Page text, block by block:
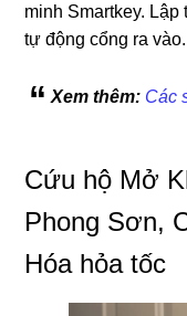
minh Smartkey.
tự động cổng ra vào.
Xem thêm: Các
Cứu hộ Mở
Phong Sơn,
Hóa hỏa tốc